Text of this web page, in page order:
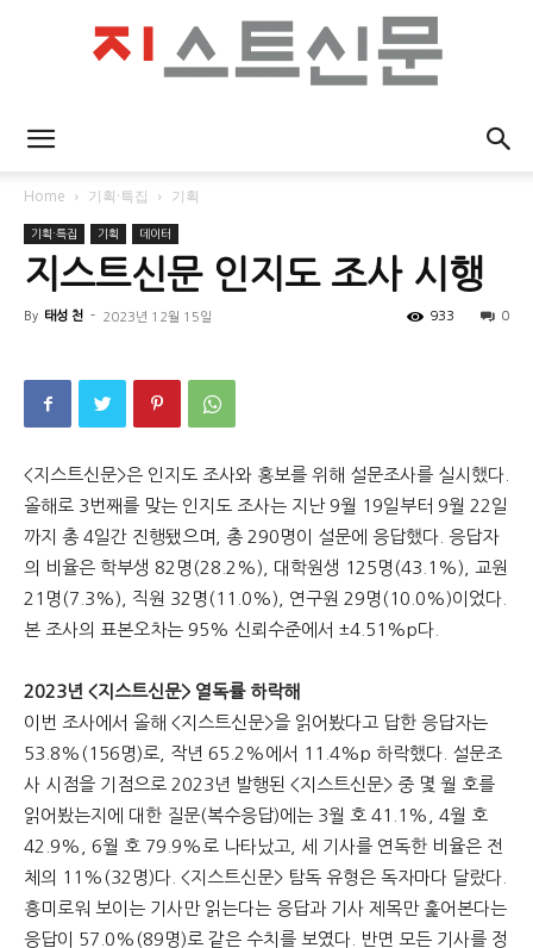
스
신
문
Home 기획·특집 기획
기획·특집 기획 데이터
지스트신문 인지도 조사 시행
By 태성 천 - 2023년 12월 15일 0
933
<지스트신문>은 인지도 조사와 홍보를 위해 설문조사를 실시했다.
올해로 3번째를 맞는 인지도 조사는 지난 9월 19일부터 9월 22일
까지 총 4일간 진행됐으며, 총 290명이 설문에 응답했다. 응답자
의 비율은 학부생 82명(28.2%), 대학원생 125명(43.1%), 교원
21명(7.3%), 직원 32명(11.0%), 연구원 29명(10.0%)이었다.
본 조사의 표본오차는 95% 신뢰수준에서 ±4.51%p다.
2023년 <지스트신문> 열독률 하락해
이번 조사에서 올해 <지스트신문>을 읽어봤다고 답한 응답자는
53.8%(156명)로, 작년 65.2%에서 11.4%p 하락했다. 설문조
사 시점을 기점으로 2023년 발행된 <지스트신문> 중 몇 월 호를
읽어봤는지에 대한 질문(복수응답)에는 3월 호 41.1%, 4월 호
42.9%, 6월 호 79.9%로 나타났고, 세 기사를 연독한 비율은 전
체의 11%(32명)다. <지스트신문> 탐독 유형은 독자마다 달랐다.
흥미로워 보이는 기사만 읽는다는 응답과 기사 제목만 훑어본다는
응답이 57.0%(89명)로 같은 수치를 보였다. 반면 모든 기사를 정